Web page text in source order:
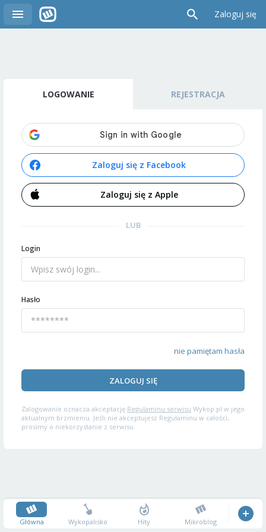
Zaloguj się
LOGOWANIE REJESTRACJA
Zaloguj się z Facebook
Zaloguj się z Apple
LUB
Login
Hasło
nie pamiętam hasła
ZALOGUJ SIĘ
Zalogowanie oznacza akceptację Regulaminu serwisu Wykop.pl w jego
aktualnym brzmieniu. Jeśli nie akceptujesz Regulaminu w całości,
prosimy o niekorzystanie z serwisu.
Główna Wykopalisko Hity Mikroblog